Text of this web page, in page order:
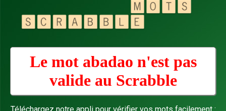
Le mot abadao n'est pas
valide au Scrabble